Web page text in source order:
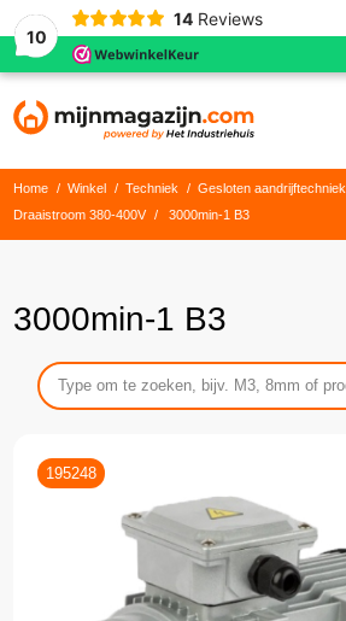
10
14 Reviews
Home / Winkel / Techniek / Gesloten aandrijftechniek
Draaistroom 380-400V / 3000min-1 B3
3000min-1 B3
195248